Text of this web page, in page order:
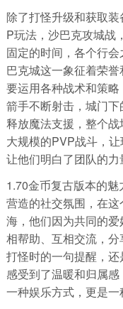
除了打怪升级和获取
P玩法，沙巴克攻城战
固定的时间，各个行
巴克城这一象征着荣
要运用各种战术和策
箭手不断射击，城门
释放魔法支援，整个
大规模的PVP战斗，
让他们明白了团队的力
1.70金币复古版本的
营造的社交氛围，在
海，他们因为共同的
相帮助、互相交流，
打怪时的一句提醒，
感受到了温暖和归属
一种娱乐方式，更是一